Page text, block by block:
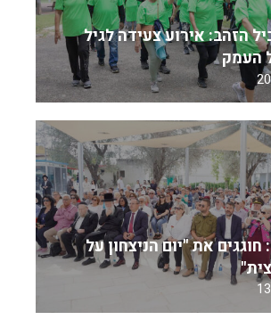
הזהב: אירוע צעידה לגיל
העמק
את "יום הניצחון על